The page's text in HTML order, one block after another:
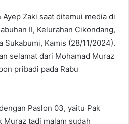
Zaki saat ditemui media di
II, Kelurahan Cikondang,
Sukabumi, Kamis (28/11/2024).
selamat dari Mohamad Muraz
pribadi pada Rabu
Paslon 03, yaitu Pak
Muraz tadi malam sudah